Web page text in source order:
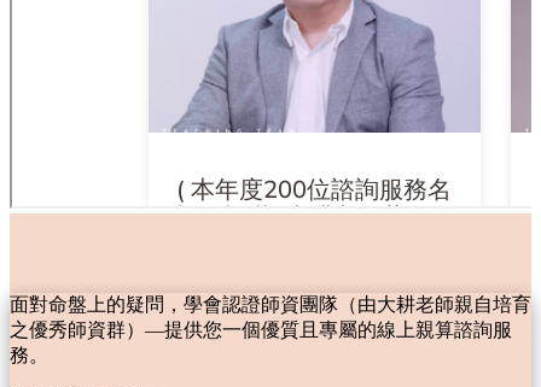
面對命盤上的疑問，學會認證師資團隊（由大耕老師親自培育
之優秀師資群）—提供您一個優質且專屬的線上親算諮詢服
務。